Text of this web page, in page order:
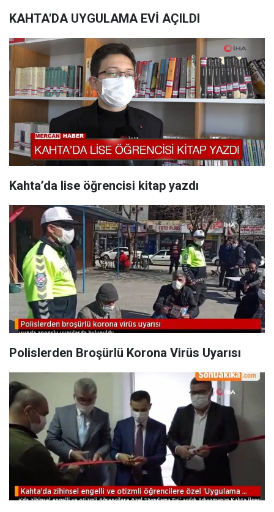
KAHTA'DA UYGULAMA EVİ AÇILDI
Kahta’da lise öğrencisi kitap yazdı
Polislerden Broşürlü Korona Virüs Uyarısı